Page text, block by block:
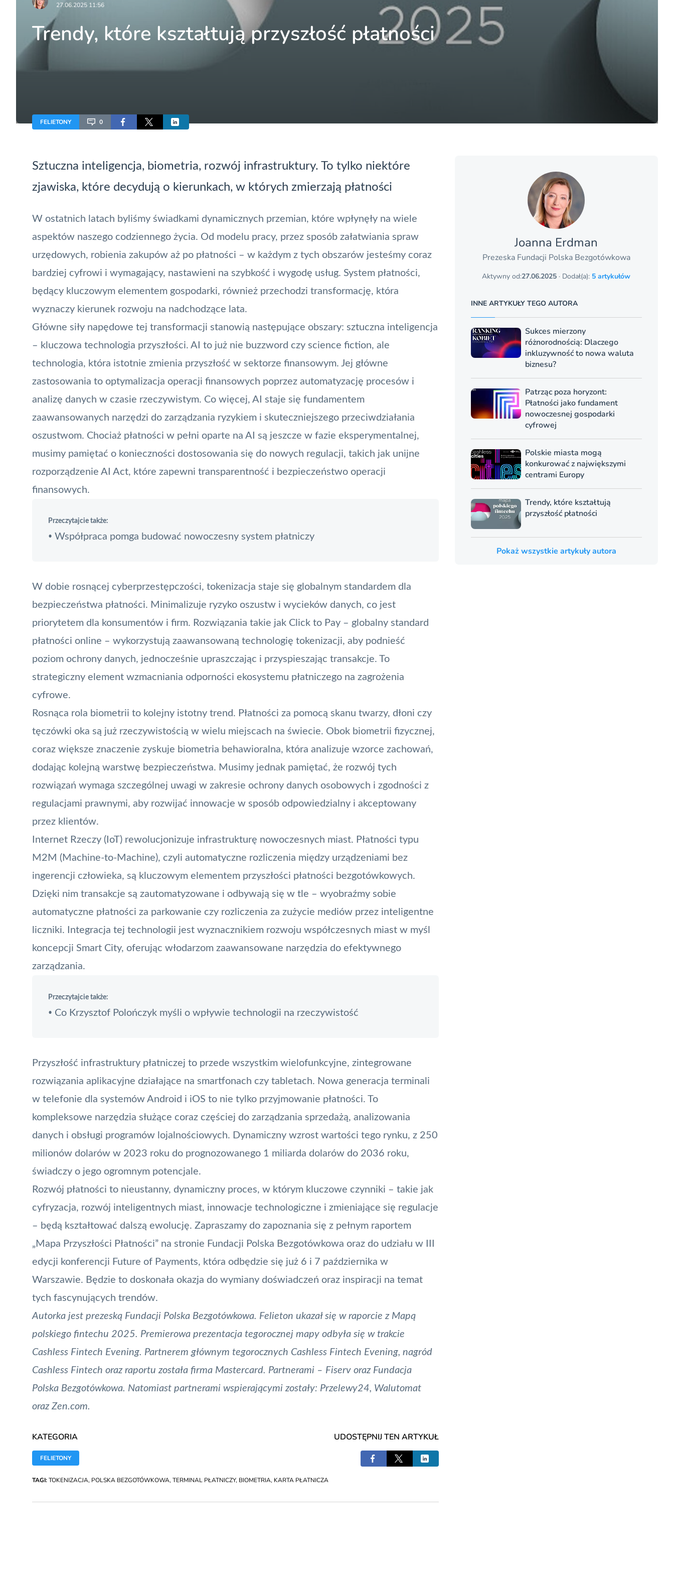
27.06.2025 11:56
Trendy, które kształtują przyszłość płatności
FELIETONY 0
Sztuczna inteligencja, biometria, rozwój infrastruktury. To tylko niektóre
zjawiska, które decydują o kierunkach, w których zmierzają płatności
W ostatnich latach byliśmy świadkami dynamicznych przemian, które wpłynęły na wiele
aspektów naszego codziennego życia. Od modelu pracy, przez sposób załatwiania spraw
urzędowych, robienia zakupów aż po płatności – w każdym z tych obszarów jesteśmy coraz
bardziej cyfrowi i wymagający, nastawieni na szybkość i wygodę usług. System płatności,
będący kluczowym elementem gospodarki, również przechodzi transformację, która
wyznaczy kierunek rozwoju na nadchodzące lata.
Główne siły napędowe tej transformacji stanowią następujące obszary: sztuczna inteligencja
– kluczowa technologia przyszłości. AI to już nie buzzword czy science fiction, ale
technologia, która istotnie zmienia przyszłość w sektorze finansowym. Jej główne
zastosowania to optymalizacja operacji finansowych poprzez automatyzację procesów i
analizę danych w czasie rzeczywistym. Co więcej, AI staje się fundamentem
zaawansowanych narzędzi do zarządzania ryzykiem i skuteczniejszego przeciwdziałania
oszustwom. Chociaż płatności w pełni oparte na AI są jeszcze w fazie eksperymentalnej,
musimy pamiętać o konieczności dostosowania się do nowych regulacji, takich jak unijne
rozporządzenie AI Act, które zapewni transparentność i bezpieczeństwo operacji
finansowych.
Przeczytajcie także:
• Współpraca pomga budować nowoczesny system płatniczy
W dobie rosnącej cyberprzestępczości, tokenizacja staje się globalnym standardem dla
bezpieczeństwa płatności. Minimalizuje ryzyko oszustw i wycieków danych, co jest
priorytetem dla konsumentów i firm. Rozwiązania takie jak Click to Pay – globalny standard
płatności online – wykorzystują zaawansowaną technologię tokenizacji, aby podnieść
poziom ochrony danych, jednocześnie upraszczając i przyspieszając transakcje. To
strategiczny element wzmacniania odporności ekosystemu płatniczego na zagrożenia
cyfrowe.
Rosnąca rola biometrii to kolejny istotny trend. Płatności za pomocą skanu twarzy, dłoni czy
tęczówki oka są już rzeczywistością w wielu miejscach na świecie. Obok biometrii fizycznej,
coraz większe znaczenie zyskuje biometria behawioralna, która analizuje wzorce zachowań,
dodając kolejną warstwę bezpieczeństwa. Musimy jednak pamiętać, że rozwój tych
rozwiązań wymaga szczególnej uwagi w zakresie ochrony danych osobowych i zgodności z
regulacjami prawnymi, aby rozwijać innowacje w sposób odpowiedzialny i akceptowany
przez klientów.
Internet Rzeczy (IoT) rewolucjonizuje infrastrukturę nowoczesnych miast. Płatności typu
M2M (Machine-to-Machine), czyli automatyczne rozliczenia między urządzeniami bez
ingerencji człowieka, są kluczowym elementem przyszłości płatności bezgotówkowych.
Dzięki nim transakcje są zautomatyzowane i odbywają się w tle – wyobraźmy sobie
automatyczne płatności za parkowanie czy rozliczenia za zużycie mediów przez inteligentne
liczniki. Integracja tej technologii jest wyznacznikiem rozwoju współczesnych miast w myśl
koncepcji Smart City, oferując włodarzom zaawansowane narzędzia do efektywnego
zarządzania.
Przeczytajcie także:
• Co Krzysztof Polończyk myśli o wpływie technologii na rzeczywistość
Przyszłość infrastruktury płatniczej to przede wszystkim wielofunkcyjne, zintegrowane
rozwiązania aplikacyjne działające na smartfonach czy tabletach. Nowa generacja terminali
w telefonie dla systemów Android i iOS to nie tylko przyjmowanie płatności. To
kompleksowe narzędzia służące coraz częściej do zarządzania sprzedażą, analizowania
danych i obsługi programów lojalnościowych. Dynamiczny wzrost wartości tego rynku, z 250
milionów dolarów w 2023 roku do prognozowanego 1 miliarda dolarów do 2036 roku,
świadczy o jego ogromnym potencjale.
Rozwój płatności to nieustanny, dynamiczny proces, w którym kluczowe czynniki – takie jak
cyfryzacja, rozwój inteligentnych miast, innowacje technologiczne i zmieniające się regulacje
– będą kształtować dalszą ewolucję. Zapraszamy do zapoznania się z pełnym raportem
„Mapa Przyszłości Płatności” na stronie Fundacji Polska Bezgotówkowa oraz do udziału w III
edycji konferencji Future of Payments, która odbędzie się już 6 i 7 października w
Warszawie. Będzie to doskonała okazja do wymiany doświadczeń oraz inspiracji na temat
tych fascynujących trendów.
Autorka jest prezeską Fundacji Polska Bezgotówkowa. Felieton ukazał się w raporcie z Mapą
polskiego fintechu 2025. Premierowa prezentacja tegorocznej mapy odbyła się w trakcie
Cashless Fintech Evening. Partnerem głównym tegorocznych Cashless Fintech Evening, nagród
Cashless Fintech oraz raportu została firma Mastercard. Partnerami – Fiserv oraz Fundacja
Polska Bezgotówkowa. Natomiast partnerami wspierającymi zostały: Przelewy24, Walutomat
oraz Zen.com.
KATEGORIA
FELIETONY
UDOSTĘPNIJ TEN ARTYKUŁ
TAGI:TOKENIZACJA, POLSKA BEZGOTÓWKOWA, TERMINAL PŁATNICZY, BIOMETRIA, KARTA PŁATNICZA
Joanna Erdman
Prezeska Fundacji Polska Bezgotówkowa
Aktywny od:27.06.2025 · Dodał(a): 5 artykułów
INNE ARTYKUŁY TEGO AUTORA
Sukces mierzony
różnorodnością: Dlaczego
inkluzywność to nowa waluta
biznesu?
Patrząc poza horyzont:
Płatności jako fundament
nowoczesnej gospodarki
cyfrowej
Polskie miasta mogą
konkurować z największymi
centrami Europy
Trendy, które kształtują
przyszłość płatności
Pokaż wszystkie artykuły autora